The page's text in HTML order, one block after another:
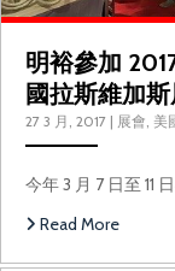
明裕參加
國拉斯維加
27 3 月, 2017 | 展會, 美
今年 3 月 7 日至 11
Read More